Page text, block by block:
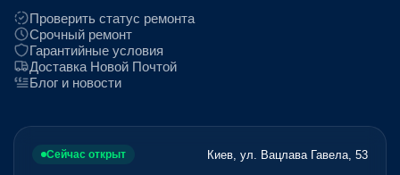
Проверить статус ремонта
Срочный ремонт
Гарантийные условия
Доставка Новой Почтой
Блог и новости
Сейчас открыт Киев, ул. Вацлава Гавела, 53